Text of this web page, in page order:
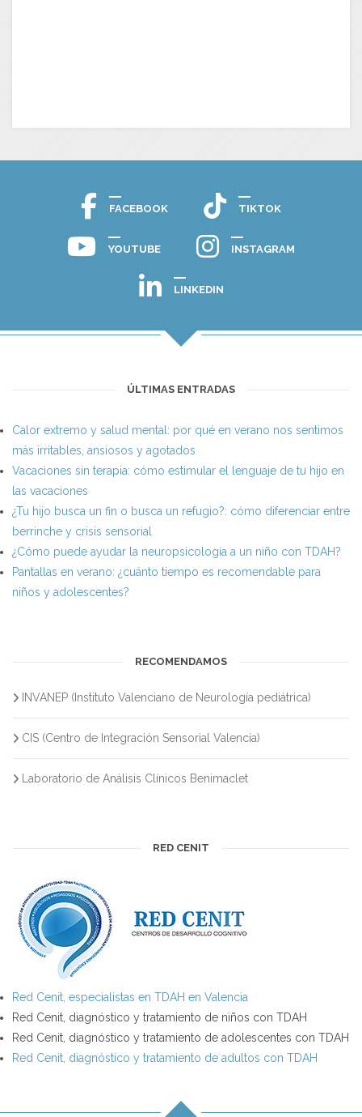
FACEBOOK TIKTOK
YOUTUBE INSTAGRAM
LINKEDIN
ÚLTIMAS ENTRADAS
Calor extremo y salud mental: por qué en verano nos sentimos
más irritables, ansiosos y agotados
Vacaciones sin terapia: cómo estimular el lenguaje de tu hijo en
las vacaciones
¿Tu hijo busca un fin o busca un refugio?: cómo diferenciar entre
berrinche y crisis sensorial
¿Cómo puede ayudar la neuropsicología a un niño con TDAH?
Pantallas en verano: ¿cuánto tiempo es recomendable para
niños y adolescentes?
RECOMENDAMOS
INVANEP (Instituto Valenciano de Neurología pediátrica)
CIS (Centro de Integración Sensorial Valencia)
Laboratorio de Análisis Clínicos Benimaclet
RED CENIT
Red Cenit, especialistas en TDAH en Valencia
Red Cenit, diagnóstico y tratamiento de niños con TDAH
Red Cenit, diagnóstico y tratamiento de adolescentes con TDAH
Red Cenit, diagnóstico y tratamiento de adultos con TDAH